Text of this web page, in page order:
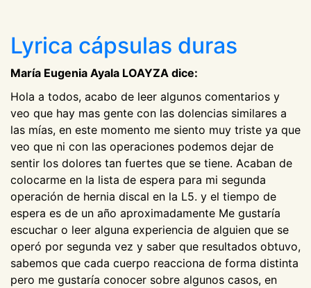
Lyrica cápsulas duras
María Eugenia Ayala LOAYZA dice:
Hola a todos, acabo de leer algunos comentarios y
veo que hay mas gente con las dolencias similares a
las mías, en este momento me siento muy triste ya que
veo que ni con las operaciones podemos dejar de
sentir los dolores tan fuertes que se tiene. Acaban de
colocarme en la lista de espera para mi segunda
operación de hernia discal en la L5. y el tiempo de
espera es de un año aproximadamente Me gustaría
escuchar o leer alguna experiencia de alguien que se
operó por segunda vez y saber que resultados obtuvo,
sabemos que cada cuerpo reacciona de forma distinta
pero me gustaría conocer sobre algunos casos, en